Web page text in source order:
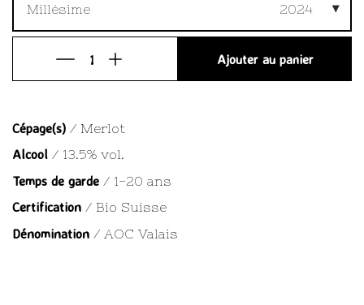
Millésime 2024
Ajouter au panier
Cépage(s) / Merlot
Alcool / 13.5% vol.
Temps de garde / 1-20 ans
Certification / Bio Suisse
Dénomination / AOC Valais